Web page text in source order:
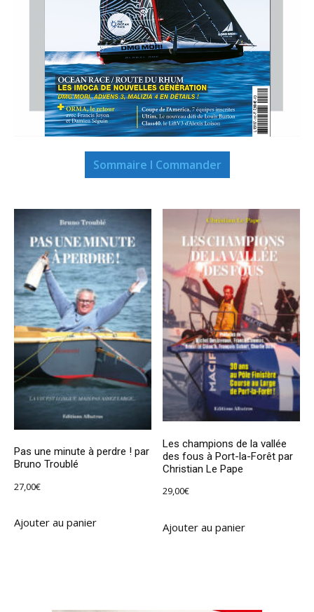
Sommaire I Commander
Pas une minute à perdre ! par
Bruno Troublé
27,00€
Ajouter au panier
Les champions de la vallée
des fous à Port-la-Forêt par
Christian Le Pape
29,00€
Ajouter au panier